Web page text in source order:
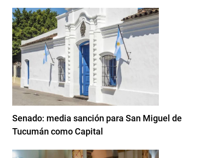
Senado: media sanción para San Miguel de
Tucumán como Capital